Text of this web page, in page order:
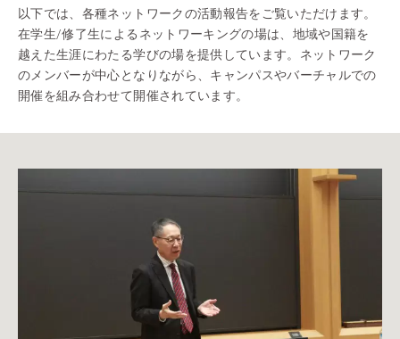
以下では、各種ネットワークの活動報告をご覧いただけます。
在学生/修了生によるネットワーキングの場は、地域や国籍を
越えた生涯にわたる学びの場を提供しています。ネットワーク
のメンバーが中心となりながら、キャンパスやバーチャルでの
開催を組み合わせて開催されています。